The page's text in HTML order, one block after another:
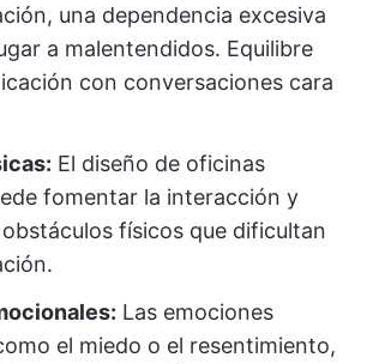
una dependencia excesiva
a malentendidos. Equilibre
con conversaciones cara
El diseño de oficinas
fomentar la interacción y
físicos que dificultan
Las emociones
el miedo o el resentimiento,